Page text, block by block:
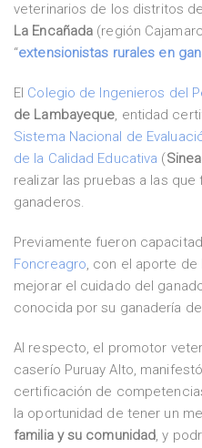
veterinarios de los distritos de
La Encañada (región
“extensionistas rurales en
El Colegio de Ingenieros del
de Lambayeque, entidad
Sistema Nacional de
de la Calidad Educativa (
realizar las pruebas a las
ganaderos.
Previamente fueron
Foncreagro, con el aporte de
mejorar el cuidado del
conocida por su ganadería
Al respecto, el promotor
caserío Puruay Alto,
certificación de
la oportunidad de tener un
familia y su comunidad, y